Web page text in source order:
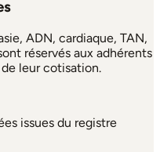
ADN, cardiaque, TAN,
réservés aux adhérents
leur cotisation.
issues du registre